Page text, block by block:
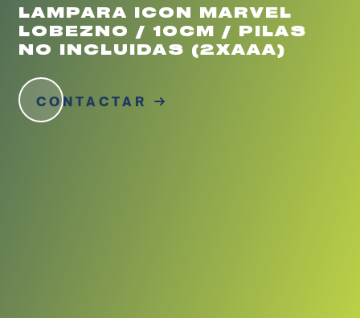
LAMPARA ICON MARVEL
LOBEZNO / 10CM / PILAS
NO INCLUIDAS (2XAAA)
CONTACTAR